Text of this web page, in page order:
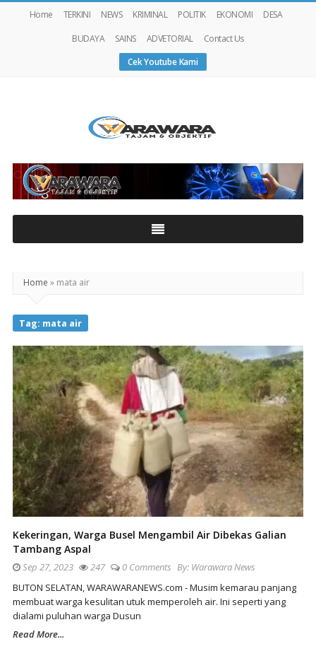
Home TERKINI NEWS KRIMINAL POLITIK EKONOMI
DESA
BUDAYA
SAINS ADVETORIAL
Contact Us
Cek Youtube Kami
Warawaranews
Home » mata air
Tag: mata air
Kekeringan, Warga Busel Mengambil Air Dibekas Galian
Tambang Aspal
Sep 27, 2023 247 0 Comments By: Warawara News
BUTON SELATAN, WARAWARANEWS.com - Musim kemarau panjang
membuat warga kesulitan utuk memperoleh air. Ini seperti yang
dialami puluhan warga Dusun
Read More...